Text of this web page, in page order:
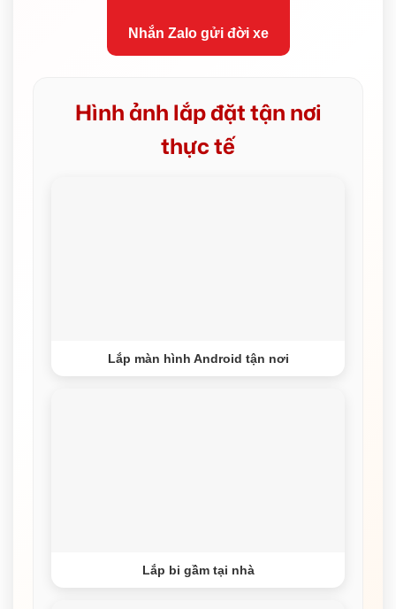
Nhắn Zalo gửi đời xe
Hình ảnh lắp đặt tận nơi
thực tế
Lắp màn hình Android tận nơi
Lắp bi gầm tại nhà